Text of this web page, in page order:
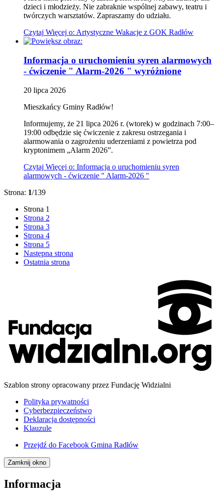
dzieci i młodzieży. Nie zabraknie wspólnej zabawy, teatru i
twórczych warsztatów. Zapraszamy do udziału.
Czytaj Więcej o: Artystyczne Wakacje z GOK Radłów
Informacja o uruchomieniu syren alarmowych
- ćwiczenie " Alarm-2026 " wyróżnione
20 lipca 2026
Mieszkańcy Gminy Radłów!
Informujemy, że 21 lipca 2026 r. (wtorek) w godzinach 7:00–
19:00 odbędzie się ćwiczenie z zakresu ostrzegania i
alarmowania o zagrożeniu uderzeniami z powietrza pod
kryptonimem „Alarm 2026”.
Czytaj Więcej o: Informacja o uruchomieniu syren
alarmowych - ćwiczenie " Alarm-2026 "
Strona: 1/139
Strona 1
Strona 2
Strona 3
Strona 4
Strona 5
Następna strona
Ostatnia strona
Szablon strony opracowany przez Fundację Widzialni
Polityka prywatności
Cyberbezpieczeństwo
Deklaracja dostępności
Klauzule
Przejdź do Facebook Gmina Radłów
Zamknij okno
Informacja